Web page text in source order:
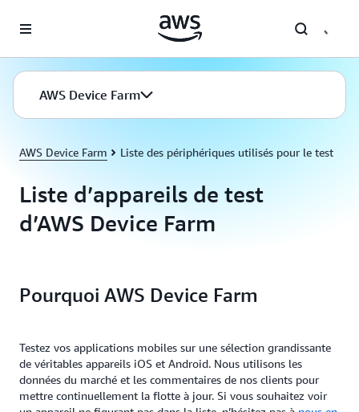
AWS Device Farm
AWS Device Farm Liste des périphériques utilisés pour le test
Liste d’appareils de test
d’AWS Device Farm
Pourquoi AWS Device Farm
Testez vos applications mobiles sur une sélection grandissante
de véritables appareils iOS et Android. Nous utilisons les
données du marché et les commentaires de nos clients pour
mettre continuellement la flotte à jour. Si vous souhaitez voir